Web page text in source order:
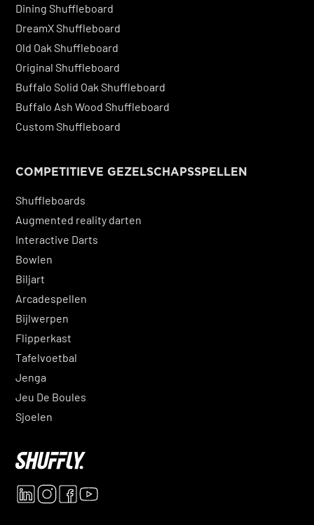
Dining Shuffleboard
DreamX Shuffleboard
Old Oak Shuffleboard
Original Shuffleboard
Buffalo Solid Oak Shuffleboard
Buffalo Ash Wood Shuffleboard
Custom Shuffleboard
COMPETITIEVE GEZELSCHAPSSPELLEN
Shuffleboards
Augmented reality darten
Interactive Darts
Bowlen
Biljart
Arcadespellen
Bijlwerpen
Flipperkast
Tafelvoetbal
Jenga
Jeu De Boules
Sjoelen